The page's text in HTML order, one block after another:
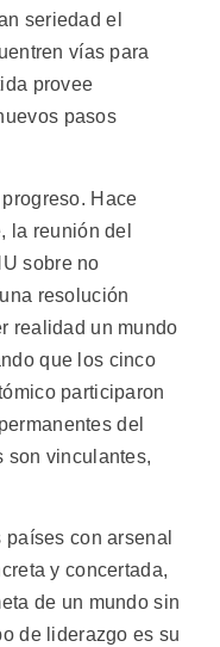
seriedad el
vías para
provee
pasos
Hace
la reunión del
sobre no
resolución
realidad un mundo
que los cinco
participaron
del
son vinculantes,
con arsenal
y concertada,
de un mundo sin
de liderazgo es su